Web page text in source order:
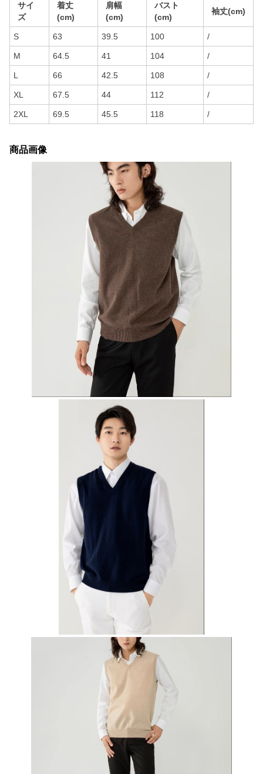
サイ
ズ
着丈
(cm)
肩幅
(cm)
バスト
(cm)
袖丈(cm)
S 63 39.5 100 /
M 64.5 41 104 /
L 66 42.5 108 /
XL 67.5 44 112 /
2XL 69.5 45.5 118 /
商品画像